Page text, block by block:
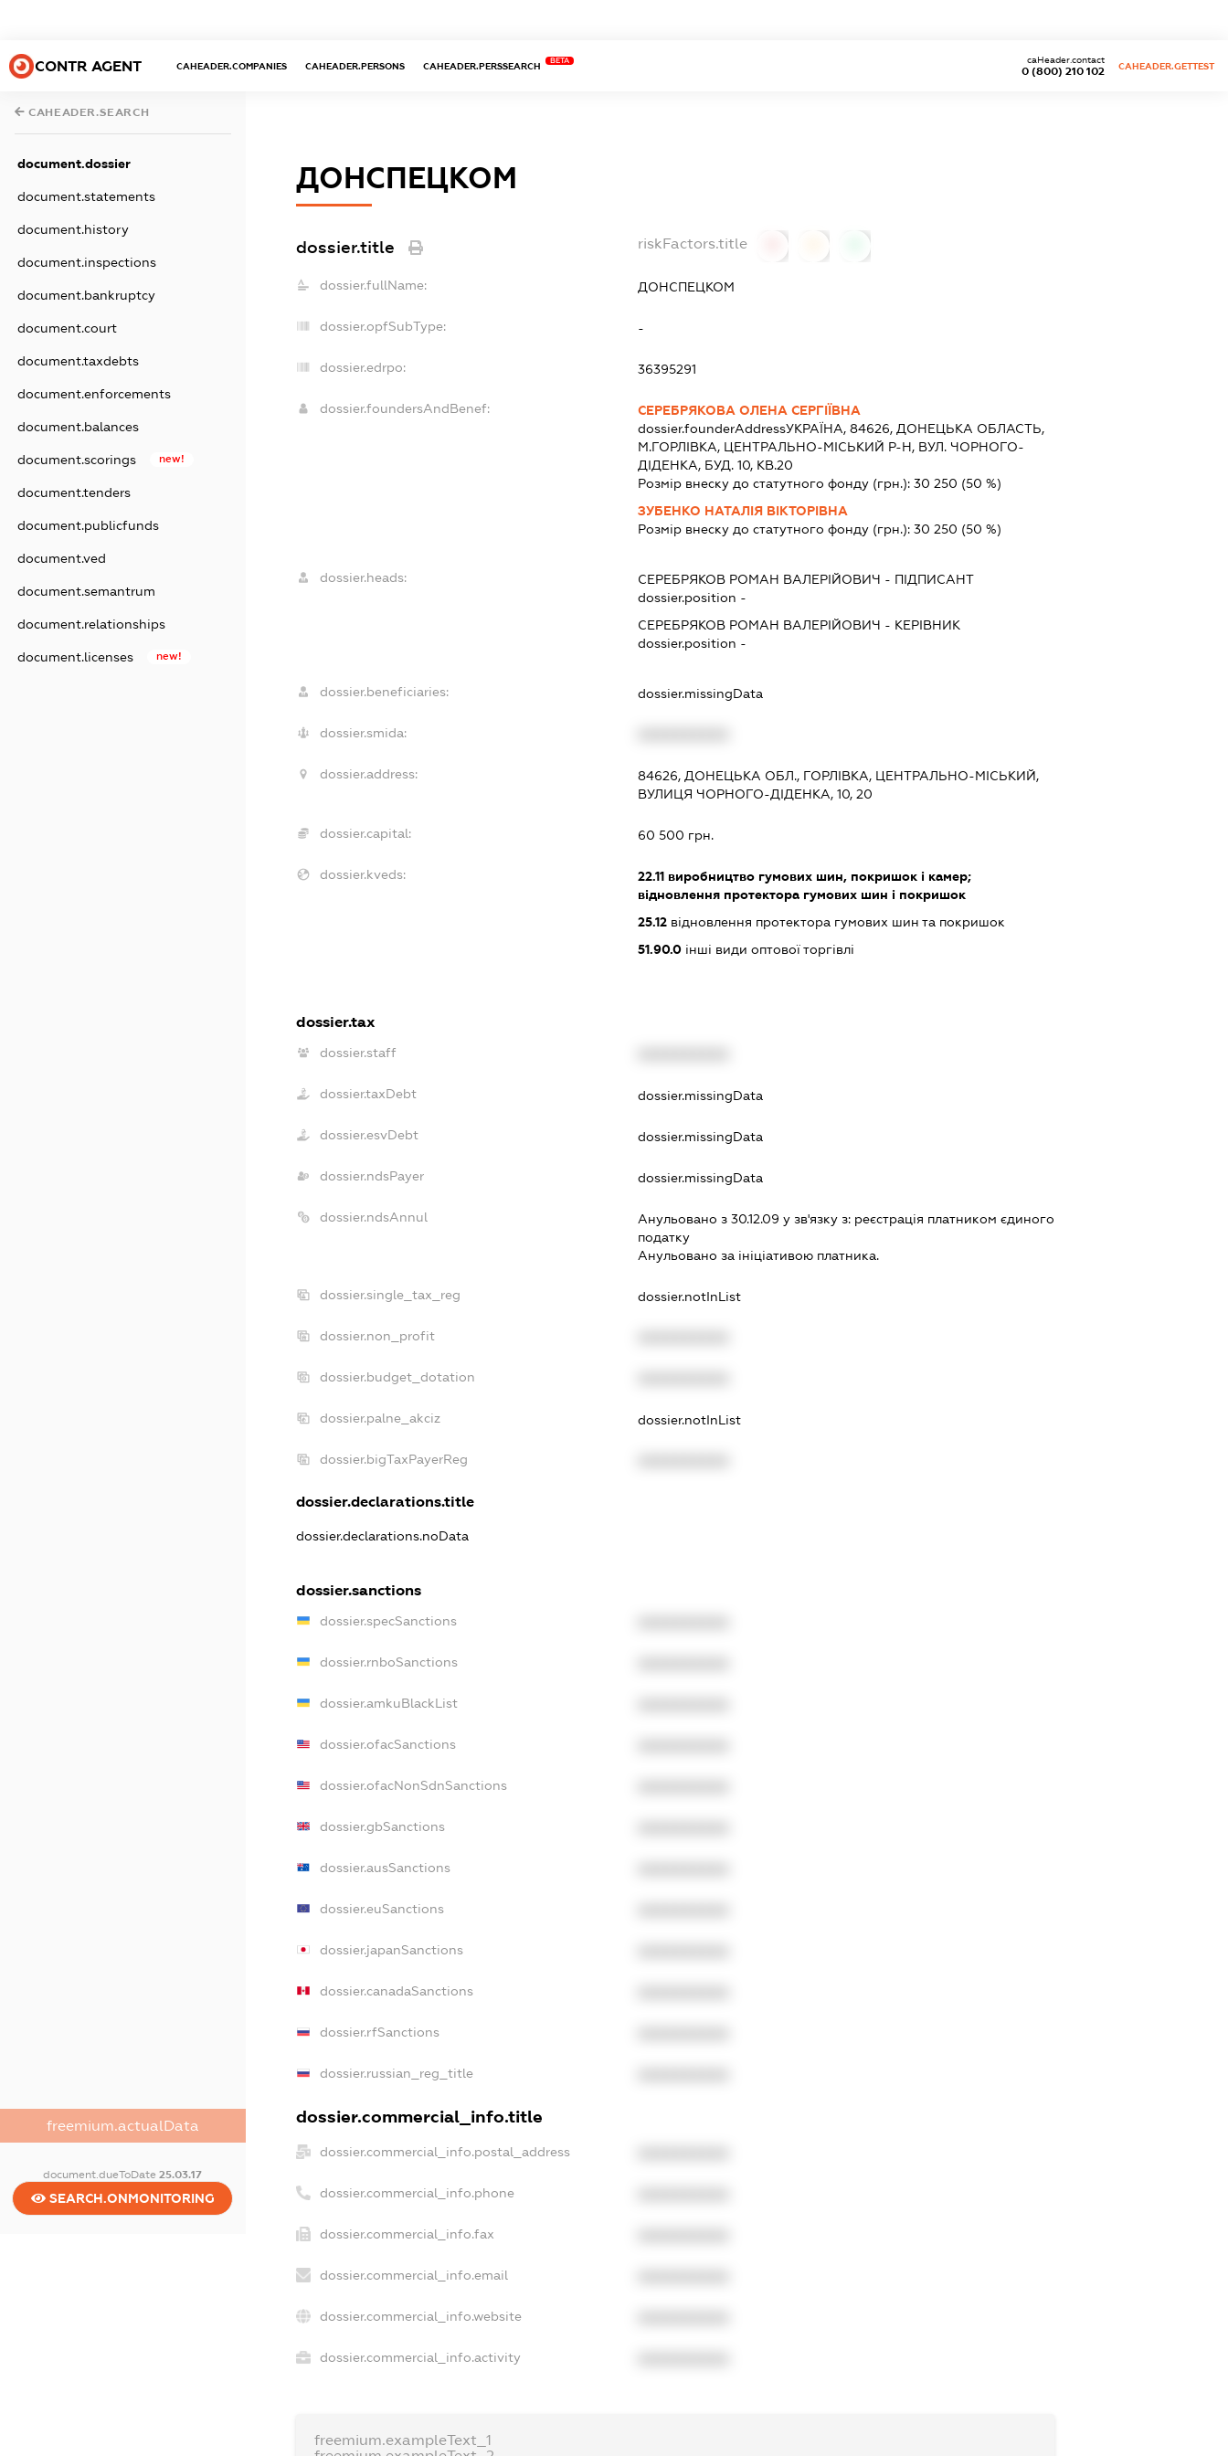
CONTR AGENT CAHEADER.COMPANIES CAHEADER.PERSONS CAHEADER.PERSSEARCH
BETA
0 (800) 210 102
caHeader.contact
CAHEADER.GETTEST
CAHEADER.SEARCH
document.dossier
document.statements
document.history
document.inspections
document.bankruptcy
document.court
document.taxdebts
document.enforcements
document.balances
document.scorings new!
document.tenders
document.publicfunds
document.ved
document.semantrum
document.relationships
document.licenses new!
freemium.actualData
document.dueToDate25.03.17
SEARCH.ONMONITORING
ДОНСПЕЦКОМ
dossier.title riskFactors.title
dossier.fullName: ДОНСПЕЦКОМ
dossier.opfSubType: -
dossier.edrpo: 36395291
dossier.foundersAndBenef:
СЕРЕБРЯКОВА ОЛЕНА СЕРГІЇВНА
dossier.founderAddressУКРАЇНА, 84626, ДОНЕЦЬКА ОБЛАСТЬ,
М.ГОРЛІВКА, ЦЕНТРАЛЬНО-МІСЬКИЙ Р-Н, ВУЛ. ЧОРНОГО-
ДІДЕНКА, БУД. 10, КВ.20
Розмір внеску до статутного фонду (грн.): 30 250 (50 %)
ЗУБЕНКО НАТАЛІЯ ВІКТОРІВНА
Розмір внеску до статутного фонду (грн.): 30 250 (50 %)
dossier.heads: СЕРЕБРЯКОВ РОМАН ВАЛЕРІЙОВИЧ - ПІДПИСАНТ
dossier.position -
СЕРЕБРЯКОВ РОМАН ВАЛЕРІЙОВИЧ - КЕРІВНИК
dossier.position -
dossier.beneficiaries: dossier.missingData
dossier.smida:
dossier.address:
84626, ДОНЕЦЬКА ОБЛ., ГОРЛІВКА, ЦЕНТРАЛЬНО-МІСЬКИЙ,
ВУЛИЦЯ ЧОРНОГО-ДІДЕНКА, 10, 20
dossier.capital: 60 500 грн.
dossier.kveds: 22.11виробництво гумових шин, покришок і камер;
відновлення протектора гумових шин і покришок
25.12відновлення протектора гумових шин та покришок
51.90.0інші види оптової торгівлі
dossier.tax
dossier.staff
dossier.taxDebt dossier.missingData
dossier.esvDebt dossier.missingData
dossier.ndsPayer dossier.missingData
dossier.ndsAnnul Анульовано з 30.12.09 у зв'язку з: реєстрацiя платником єдиного
податку
Анульовано за iнiцiативою платника.
dossier.single_tax_reg dossier.notInList
dossier.non_profit
dossier.budget_dotation
dossier.palne_akciz dossier.notInList
dossier.bigTaxPayerReg
dossier.declarations.title
dossier.declarations.noData
dossier.sanctions
dossier.specSanctions
dossier.rnboSanctions
dossier.amkuBlackList
dossier.ofacSanctions
dossier.ofacNonSdnSanctions
dossier.gbSanctions
dossier.ausSanctions
dossier.euSanctions
dossier.japanSanctions
dossier.canadaSanctions
dossier.rfSanctions
dossier.russian_reg_title
dossier.commercial_info.title
dossier.commercial_info.postal_address
dossier.commercial_info.phone
dossier.commercial_info.fax
dossier.commercial_info.email
dossier.commercial_info.website
dossier.commercial_info.activity
freemium.exampleText_1